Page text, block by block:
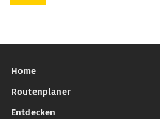
Home
Routenplaner
Entdecken